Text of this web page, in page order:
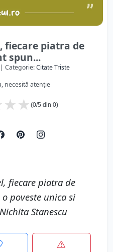
fiecare piatra de
spun...
| Categorie:Citate Triste
necesită atenție
★
★ (0/5 din 0)
fiecare piatra de
poveste unica si
Stanescu